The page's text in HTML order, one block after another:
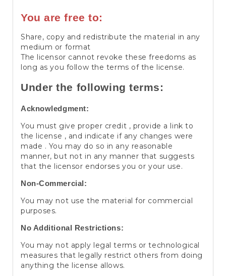
You are free to:
Share, copy and redistribute the material in any
medium or format
The licensor cannot revoke these freedoms as
long as you follow the terms of the license.
Under the following terms:
Acknowledgment:
You must give proper credit , provide a link to
the license , and indicate if any changes were
made . You may do so in any reasonable
manner, but not in any manner that suggests
that the licensor endorses you or your use.
Non-Commercial:
You may not use the material for commercial
purposes.
No Additional Restrictions:
You may not apply legal terms or technological
measures that legally restrict others from doing
anything the license allows.